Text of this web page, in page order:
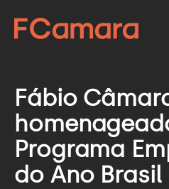
Fábio
Programa
do Ano Brasil